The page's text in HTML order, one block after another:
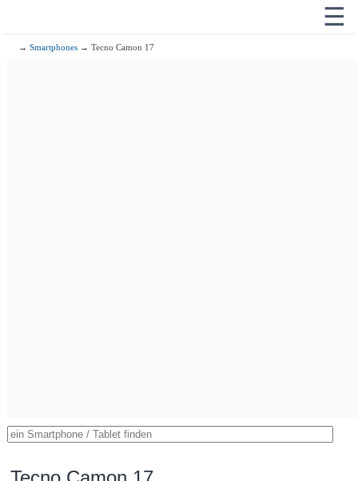
☰
→Smartphones → Tecno Camon 17